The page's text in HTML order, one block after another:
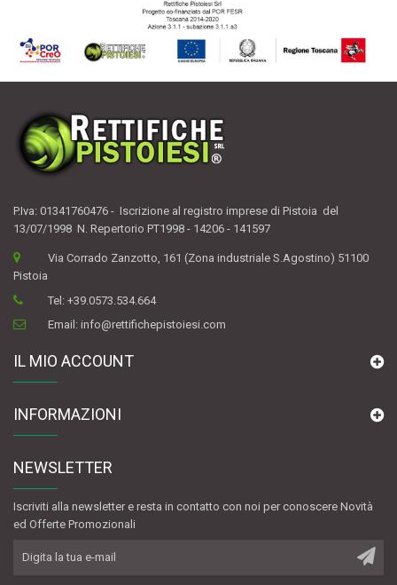
P.Iva: 01341760476 - Iscrizione al registro imprese di Pistoia del
13/07/1998 N. Repertorio PT1998 - 14206 - 141597
Via Corrado Zanzotto, 161 (Zona industriale S.Agostino) 51100
Pistoia
Tel:+39.0573.534.664
Email:info@rettifichepistoiesi.com
IL MIO ACCOUNT
INFORMAZIONI
NEWSLETTER
Iscriviti alla newsletter e resta in contatto con noi per conoscere Novità
ed Offerte Promozionali